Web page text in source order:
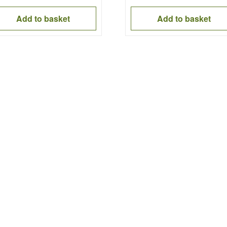
Add to basket Add to basket